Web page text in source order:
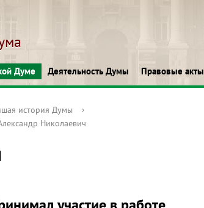
Думе Деятельность Думы Правовые акты
история Думы
›
Николаевич